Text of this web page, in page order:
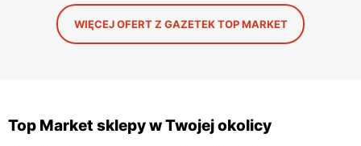
WIĘCEJ OFERT Z GAZETEK TOP MARKET
Top Market sklepy w Twojej okolicy